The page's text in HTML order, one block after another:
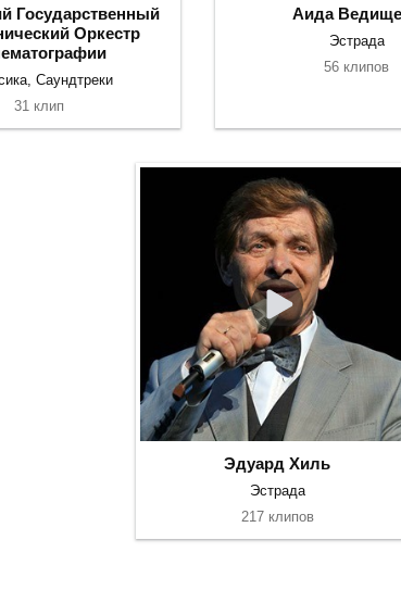
Государственный
Оркестр
Саундтреки
31 клип
Аида
Эстрада
56 клипов
Эдуард Хиль
Эстрада
217 клипов